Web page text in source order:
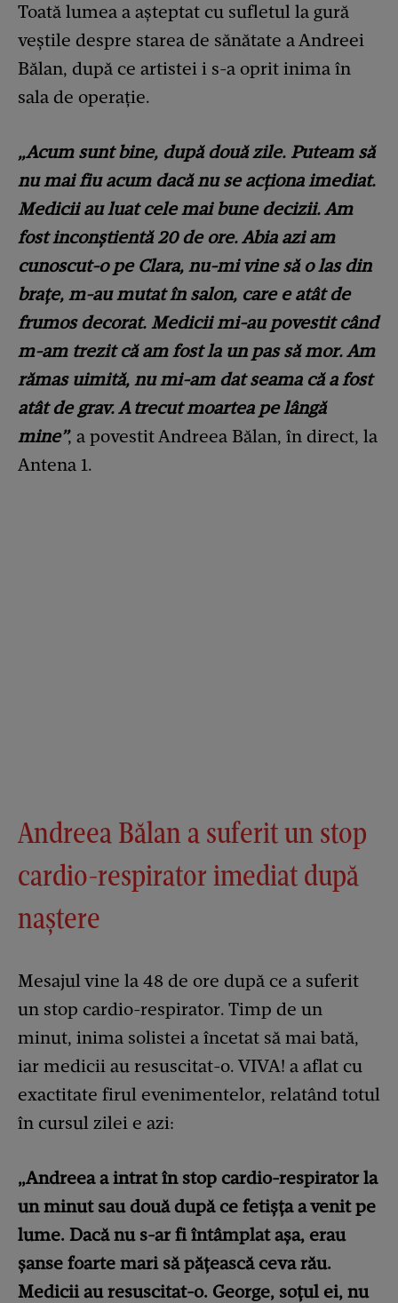
Toată lumea a așteptat cu sufletul la gură
veștile despre starea de sănătate a Andreei
Bălan, după ce artistei i s-a oprit inima în
sala de operație.
„Acum sunt bine, după două zile. Puteam să
nu mai fiu acum dacă nu se acționa imediat.
Medicii au luat cele mai bune decizii. Am
fost inconștientă 20 de ore. Abia azi am
cunoscut-o pe Clara, nu-mi vine să o las din
brațe, m-au mutat în salon, care e atât de
frumos decorat. Mediciimi-aupovestit când
m-am trezit că am fost la un pas să mor. Am
rămas uimită, nu mi-am dat seama că a fost
atât de grav. A trecut moartea pe lângă
mine”, a povestit Andreea Bălan, în direct, la
Antena 1.
Andreea Bălan a suferit un stop
cardio-respirator imediat după
naștere
Mesajul vine la 48 de ore după ce a suferit
un stop cardio-respirator. Timp de un
minut, inima solistei a încetat să mai bată,
iar medicii au resuscitat-o. VIVA! a aflat cu
exactitate firul evenimentelor, relatând totul
în cursul zilei e azi:
„Andreea a intrat în stop cardio-respirator la
un minut sau două după ce fetișța a venit pe
lume. Dacă nu s-ar fi întâmplat așa, erau
șanse foarte mari să pățească ceva rău.
Medicii au resuscitat-o. George, soțul ei, nu